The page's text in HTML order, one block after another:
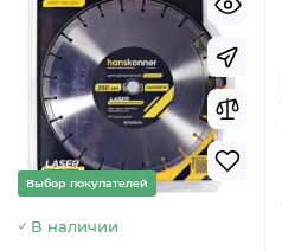
Выбор покупателей
В наличии